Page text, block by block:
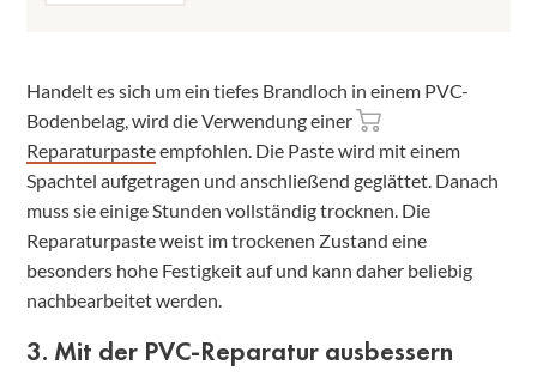
Handelt es sich um ein tiefes Brandloch in einem PVC-
Bodenbelag, wird die Verwendung einer
Reparaturpasteempfohlen. Die Paste wird mit einem
Spachtel aufgetragen und anschließend geglättet. Danach
muss sie einige Stunden vollständig trocknen. Die
Reparaturpaste weist im trockenen Zustand eine
besonders hohe Festigkeit auf und kann daher beliebig
nachbearbeitet werden.
3. Mit der PVC-Reparatur ausbessern